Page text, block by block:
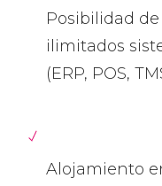
Posibilidad
ilimitados
(ERP, POS,
Alojamiento